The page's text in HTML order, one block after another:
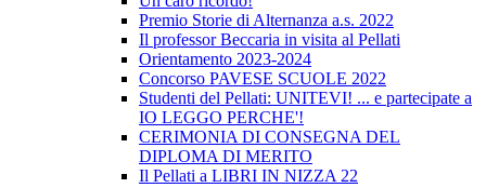
Premio Storie di Alternanza a.s. 2022
Il professor Beccaria in visita al Pellati
Orientamento 2023-2024
Concorso PAVESE SCUOLE 2022
Studenti del Pellati: UNITEVI! ... e partecipate a
IO LEGGO PERCHE'!
CERIMONIA DI CONSEGNA DEL
DIPLOMA DI MERITO
Il Pellati a LIBRI IN NIZZA 22